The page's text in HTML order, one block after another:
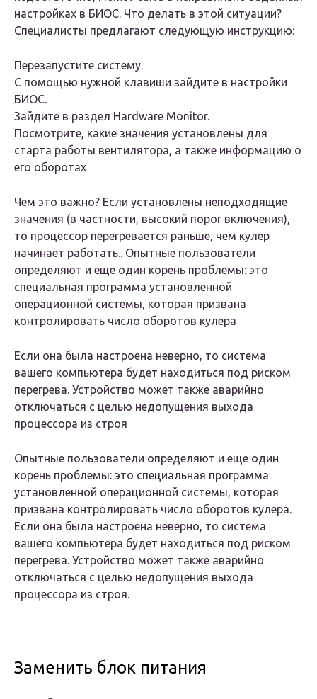
настройках в БИОС. Что делать в этой ситуации?
Специалисты предлагают следующую инструкцию:
Перезапустите систему.
С помощью нужной клавиши зайдите в настройки
БИОС.
Зайдите в раздел Hardware Monitor.
Посмотрите, какие значения установлены для
старта работы вентилятора, а также информацию о
его оборотах
Чем это важно? Если установлены неподходящие
значения (в частности, высокий порог включения),
то процессор перегревается раньше, чем кулер
начинает работать.. Опытные пользователи
определяют и еще один корень проблемы: это
специальная программа установленной
операционной системы, которая призвана
контролировать число оборотов кулера
Если она была настроена неверно, то система
вашего компьютера будет находиться под риском
перегрева. Устройство может также аварийно
отключаться с целью недопущения выхода
процессора из строя
Опытные пользователи определяют и еще один
корень проблемы: это специальная программа
установленной операционной системы, которая
призвана контролировать число оборотов кулера.
Если она была настроена неверно, то система
вашего компьютера будет находиться под риском
перегрева. Устройство может также аварийно
отключаться с целью недопущения выхода
процессора из строя.
Заменить блок питания